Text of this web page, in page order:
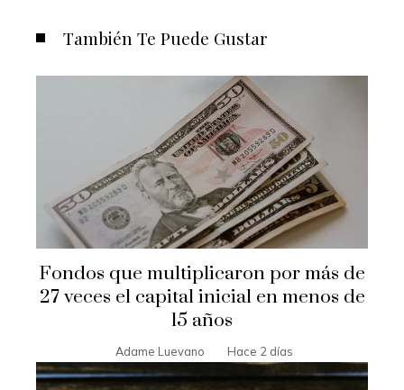
También Te Puede Gustar
Fondos que multiplicaron por más de
27 veces el capital inicial en menos de
15 años
Adame Luevano Hace 2 días